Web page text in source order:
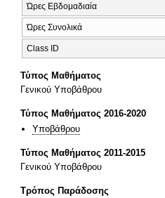
Ώρες Εβδομαδιαία
Ώρες Συνολικά
Class ID
Τύπος Μαθήματος
Γενικού Υποβάθρου
Τύπος Μαθήματος 2016-2020
Υποβάθρου
Τύπος Μαθήματος 2011-2015
Γενικού Υποβάθρου
Τρόπος Παράδοσης